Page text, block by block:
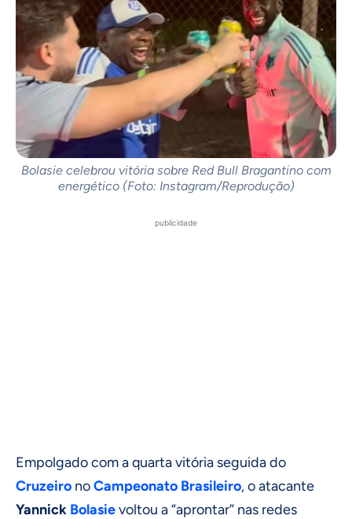
Bolasie celebrou vitória sobre Red Bull Bragantino com
energético (Foto: Instagram/Reprodução)
publicidade
Empolgado com a quarta vitória seguida do
Cruzeiro noCampeonato Brasileiro, o atacante
Yannick Bolasievoltou a “aprontar” nas redes